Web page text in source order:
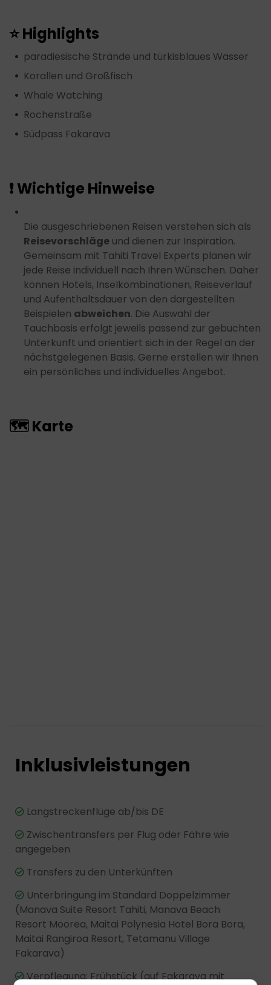
⭐ Highlights
paradiesische Strände und türkisblaues Wasser
Korallen und Großfisch
Whale Watching
Rochenstraße
Südpass Fakarava
❗ Wichtige Hinweise
Die ausgeschriebenen Reisen verstehen sich als
Reisevorschläge und dienen zur Inspiration.
Gemeinsam mit Tahiti Travel Experts planen wir
jede Reise individuell nach Ihren Wünschen. Daher
können Hotels, Inselkombinationen, Reiseverlauf
und Aufenthaltsdauer von den dargestellten
Beispielen abweichen. Die Auswahl der
Tauchbasis erfolgt jeweils passend zur gebuchten
Unterkunft und orientiert sich in der Regel an der
nächstgelegenen Basis. Gerne erstellen wir Ihnen
ein persönliches und individuelles Angebot.
🗺 Karte
Inklusivleistungen
Langstreckenflüge ab/bis DE
Zwischentransfers per Flug oder Fähre wie
angegeben
Transfers zu den Unterkünften
Unterbringung im Standard Doppelzimmer
(Manava Suite Resort Tahiti, Manava Beach
Resort Moorea, Maitai Polynesia Hotel Bora Bora,
Maitai Rangiroa Resort, Tetamanu Village
Fakarava)
Verpflegung: Frühstück (auf Fakarava mit